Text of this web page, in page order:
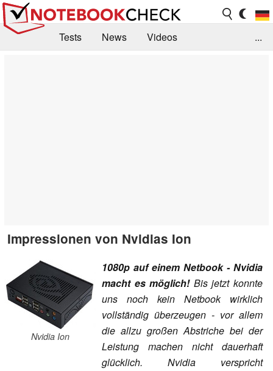
Tests News
Videos
...
Impressionen von Nvidias Ion
Nvidia Ion
1080p auf einem Netbook - Nvidia
macht es möglich! Bis jetzt konnte
uns noch kein Netbook wirklich
vollständig überzeugen - vor allem
die allzu großen Abstriche bei der
Leistung machen nicht dauerhaft
glücklich. Nvidia verspricht